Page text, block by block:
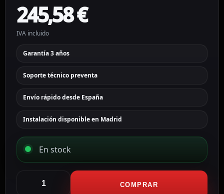
245,58€
IVA incluido
Garantía 3 años
Soporte técnico preventa
Envío rápido desde España
Instalación disponible en Madrid
En stock
cámara
COMPRAR